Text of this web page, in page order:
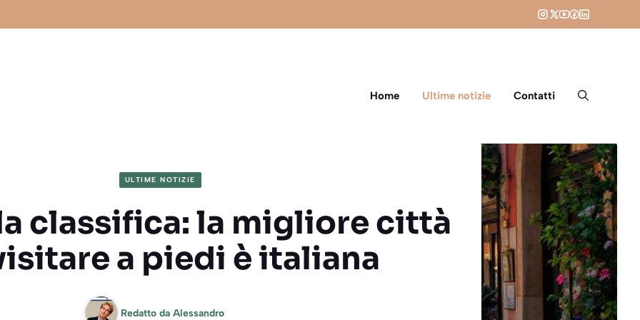
Home Ultime notizie Contatti
ULTIME NOTIZIE
classifica: la migliore città
a piedi è italiana
Redatto da Alessandro